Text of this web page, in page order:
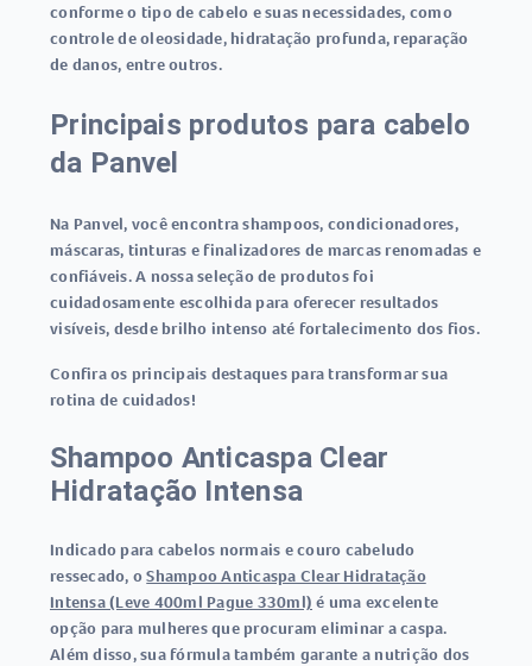
conforme o tipo de cabelo e suas necessidades, como
controle de oleosidade, hidratação profunda, reparação
de danos, entre outros.
Principais produtos para cabelo
da Panvel
Na Panvel, você encontra shampoos, condicionadores,
máscaras, tinturas e finalizadores de marcas renomadas e
confiáveis. A nossa seleção de produtos foi
cuidadosamente escolhida para oferecer resultados
visíveis, desde brilho intenso até fortalecimento dos fios.
Confira os principais destaques para transformar sua
rotina de cuidados!
Shampoo Anticaspa Clear
Hidratação Intensa
Indicado para cabelos normais e couro cabeludo
ressecado, oShampoo Anticaspa Clear Hidratação
Intensa (Leve 400ml Pague 330ml) é uma excelente
opção para mulheres que procuram eliminar a caspa.
Além disso, sua fórmula também garante a nutrição dos